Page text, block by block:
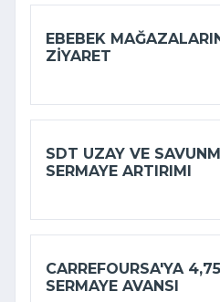
EBEBEK
ZIYARET
SDT UZAY VE
SERMAYE ARTIRIMI
CARREFOURSA'YA
SERMAYE AVANSI